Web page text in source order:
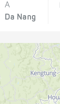
A
Da Nang